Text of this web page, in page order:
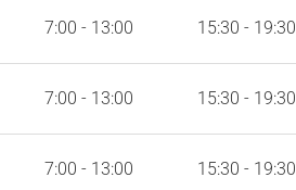
7:00 - 13:00 15:30 - 19:30
7:00 - 13:00 15:30 - 19:30
7:00 - 13:00 15:30 - 19:30